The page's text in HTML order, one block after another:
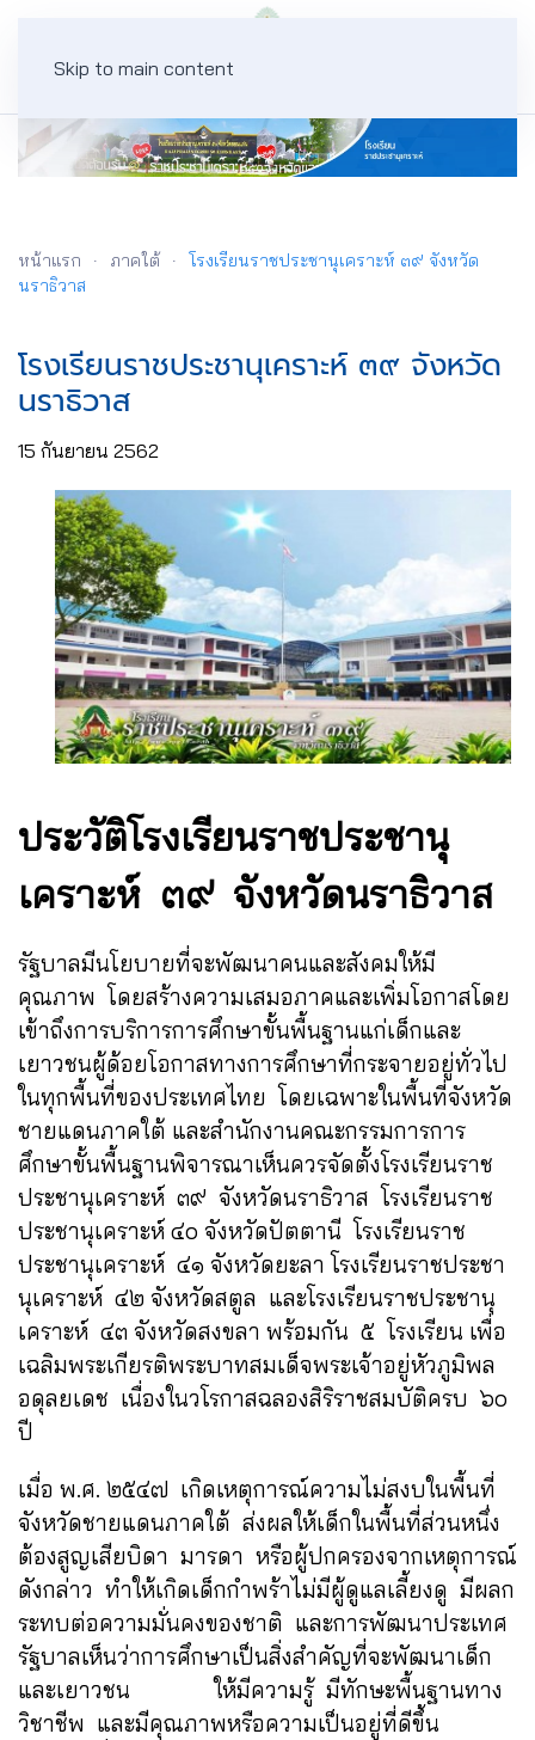
Skip to main content
หน้าแรก ภาคใต้
โรงเรียนราชประชานุเคราะห์ ๓๙ จังหวัด
นราธิวาส
โรงเรียนราชประชานุเคราะห์ ๓๙ จังหวัด
นราธิวาส
15 กันยายน 2562
ประวัติโรงเรียนราชประชานุ
เคราะห์ ๓๙ จังหวัดนราธิวาส
รัฐบาลมีนโยบายที่จะพัฒนาคนและสังคมให้มี
คุณภาพ โดยสร้างความเสมอภาคและเพิ่มโอกาสโดย
เข้าถึงการบริการการศึกษาขั้นพื้นฐานแก่เด็กและ
เยาวชนผู้ด้อยโอกาสทางการศึกษาที่กระจายอยู่ทั่วไป
ในทุกพื้นที่ของประเทศไทย โดยเฉพาะในพื้นที่จังหวัด
ชายแดนภาคใต้ และสำนักงานคณะกรรมการการ
ศึกษาขั้นพื้นฐานพิจารณาเห็นควรจัดตั้งโรงเรียนราช
ประชานุเคราะห์ ๓๙ จังหวัดนราธิวาส โรงเรียนราช
ประชานุเคราะห์ ๔๐ จังหวัดปัตตานี โรงเรียนราช
ประชานุเคราะห์ ๔๑ จังหวัดยะลา โรงเรียนราชประชา
นุเคราะห์ ๔๒ จังหวัดสตูล และโรงเรียนราชประชานุ
เคราะห์ ๔๓ จังหวัดสงขลา พร้อมกัน ๕ โรงเรียน เพื่อ
เฉลิมพระเกียรติพระบาทสมเด็จพระเจ้าอยู่หัวภูมิพล
อดุลยเดช เนื่องในวโรกาสฉลองสิริราชสมบัติครบ ๖๐
ปี
เมื่อ พ.ศ. ๒๕๔๗ เกิดเหตุการณ์ความไม่สงบในพื้นที่
จังหวัดชายแดนภาคใต้ ส่งผลให้เด็กในพื้นที่ส่วนหนึ่ง
ต้องสูญเสียบิดา มารดา หรือผู้ปกครองจากเหตุการณ์
ดังกล่าว ทำให้เกิดเด็กกำพร้าไม่มีผู้ดูแลเลี้ยงดู มีผลก
ระทบต่อความมั่นคงของชาติ และการพัฒนาประเทศ
รัฐบาลเห็นว่าการศึกษาเป็นสิ่งสำคัญที่จะพัฒนาเด็ก
และเยาวชน ให้มีความรู้ มีทักษะพื้นฐานทาง
วิชาชีพ และมีคุณภาพหรือความเป็นอยู่ที่ดีขึ้น